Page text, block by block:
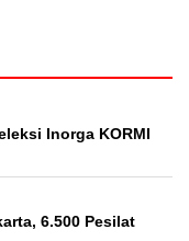
Inorga KORMI
6.500 Pesilat